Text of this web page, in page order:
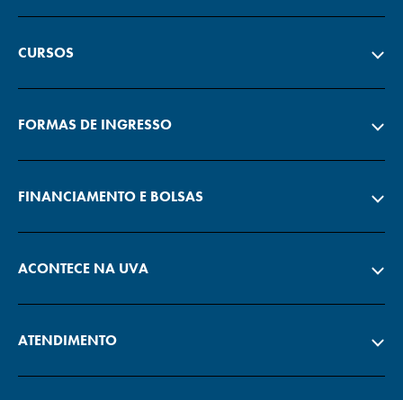
CURSOS
FORMAS DE INGRESSO
FINANCIAMENTO E BOLSAS
ACONTECE NA UVA
ATENDIMENTO